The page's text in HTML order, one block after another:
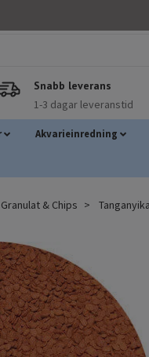
Snabb leverans
1-3 dagar leveranstid
Akvarieinredning
Granulat & Chips